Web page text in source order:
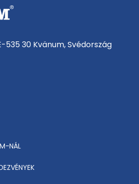
535 30 Kvänum, Svédország
NÁL